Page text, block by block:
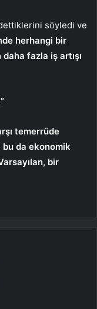
söyledi ve
herhangi bir
fazla iş artışı
temerrüde
da ekonomik
bir